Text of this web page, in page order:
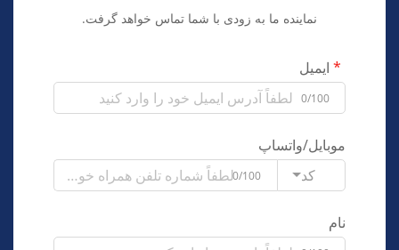
نماینده ما به زودی با شما تماس خواهد گرفت.
ایمیل
0/100
موبایل/واتساپ
کد
0/100
نام